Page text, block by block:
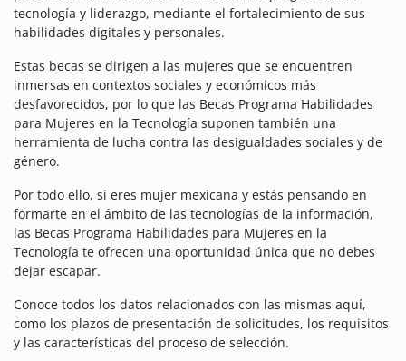
tecnología y liderazgo, mediante el fortalecimiento de sus
habilidades digitales y personales.
Estas becas se dirigen a las mujeres que se encuentren
inmersas en contextos sociales y económicos más
desfavorecidos, por lo que las Becas Programa Habilidades
para Mujeres en la Tecnología suponen también una
herramienta de lucha contra las desigualdades sociales y de
género.
Por todo ello, si eres mujer mexicana y estás pensando en
formarte en el ámbito de las tecnologías de la información,
las Becas Programa Habilidades para Mujeres en la
Tecnología te ofrecen una oportunidad única que no debes
dejar escapar.
Conoce todos los datos relacionados con las mismas aquí,
como los plazos de presentación de solicitudes, los requisitos
y las características del proceso de selección.